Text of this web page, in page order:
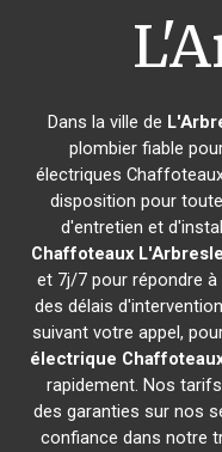
Dans la ville de
plombier fiable
électriques
disposition pour
d'entretien et
Chaffoteaux
et 7j/7 pour répondre
des délais
suivant votre appel,
électrique
rapidement. Nos
des garanties sur nos
confiance dans notre